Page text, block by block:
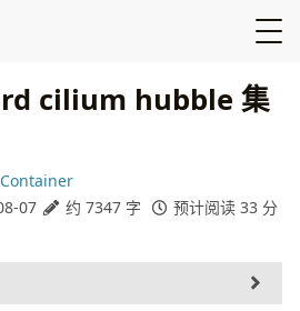
cilium hubble 集
Container
07 约 7347 字
预计阅读 33 分